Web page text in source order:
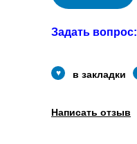
Задать вопрос:
в закладки
Написать отзыв